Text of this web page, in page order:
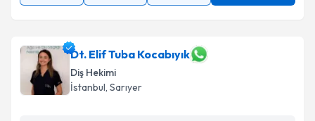
Dt. Elif Tuba Kocabıyık
Diş Hekimi
İstanbul, Sarıyer